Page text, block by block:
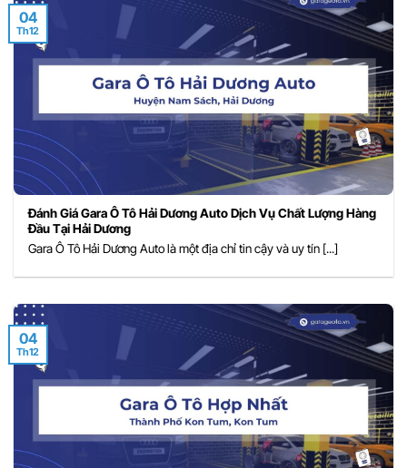
Đánh Giá Gara Ô Tô Hải Dương Auto Dịch Vụ Chất Lượng Hàng
Đầu Tại Hải Dương
Gara Ô Tô Hải Dương Auto là một địa chỉ tin cậy và uy tín [...]
04
Th12
04
Th12